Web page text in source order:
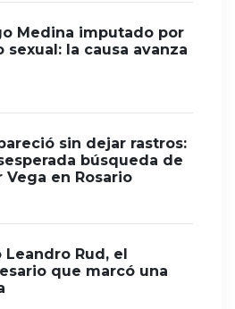
Medina imputado por
sexual: la causa avanza
sin dejar rastros:
búsqueda de
Vega en Rosario
Leandro Rud, el
que marcó una